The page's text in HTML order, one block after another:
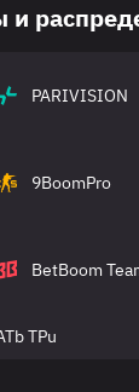
и
PARIVISION
9BoomPro
BetBoom
TPu